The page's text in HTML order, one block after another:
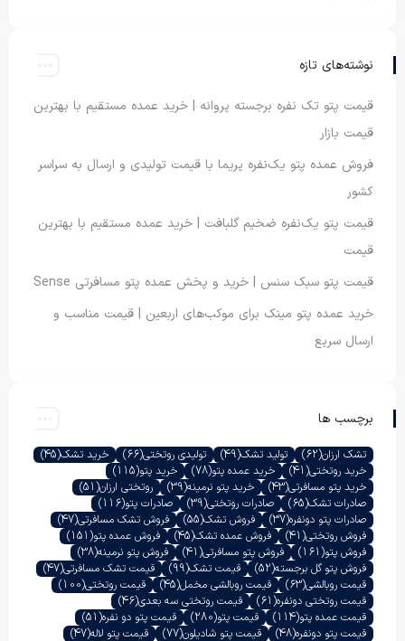
نوشته‌های تازه
قیمت پتو تک نفره برجسته پروانه | خرید عمده مستقیم با بهترین
قیمت بازار
فروش عمده پتو یک‌نفره پریما با قیمت تولیدی و ارسال به سراسر
کشور
قیمت پتو یک‌نفره ضخیم گلبافت | خرید عمده مستقیم با بهترین
قیمت
قیمت پتو سبک سنس | خرید و پخش عمده پتو مسافرتی Sense
خرید عمده پتو مینک برای موکب‌های اربعین | قیمت مناسب و
ارسال سریع
برچسب ها
تشک ارزان(62) تولید تشک(49) تولیدی روتختی(66) خرید تشک(45)
خرید روتختی(41) خرید عمده پتو(78) خرید پتو(115)
خرید پتو مسافرتی(43) خرید پتو نرمینه(39) روتختی ارزان(51)
صادرات تشک(65) صادرات روتختی(39) صادرات پتو(116)
صادرات پتو دونفره(37) فروش تشک(55) فروش تشک مسافرتی(47)
فروش روتختی(41) فروش عمده تشک(45) فروش عمده پتو(151)
فروش پتو(161) فروش پتو مسافرتی(41) فروش پتو نرمینه(38)
فروش پتو گل برجسته(52) قیمت تشک(99) قیمت تشک مسافرتی(47)
قیمت روبالشی(63) قیمت روبالشی مخمل(45) قیمت روتختی(100)
قیمت روتختی دونفره(61) قیمت روتختی سه بعدی(46)
قیمت عمده پتو(114) قیمت پتو(280) قیمت پتو دو نفره(51)
قیمت پتو دونفره(48) قیمت پتو شادیلون(77) قیمت پتو لاله(47)